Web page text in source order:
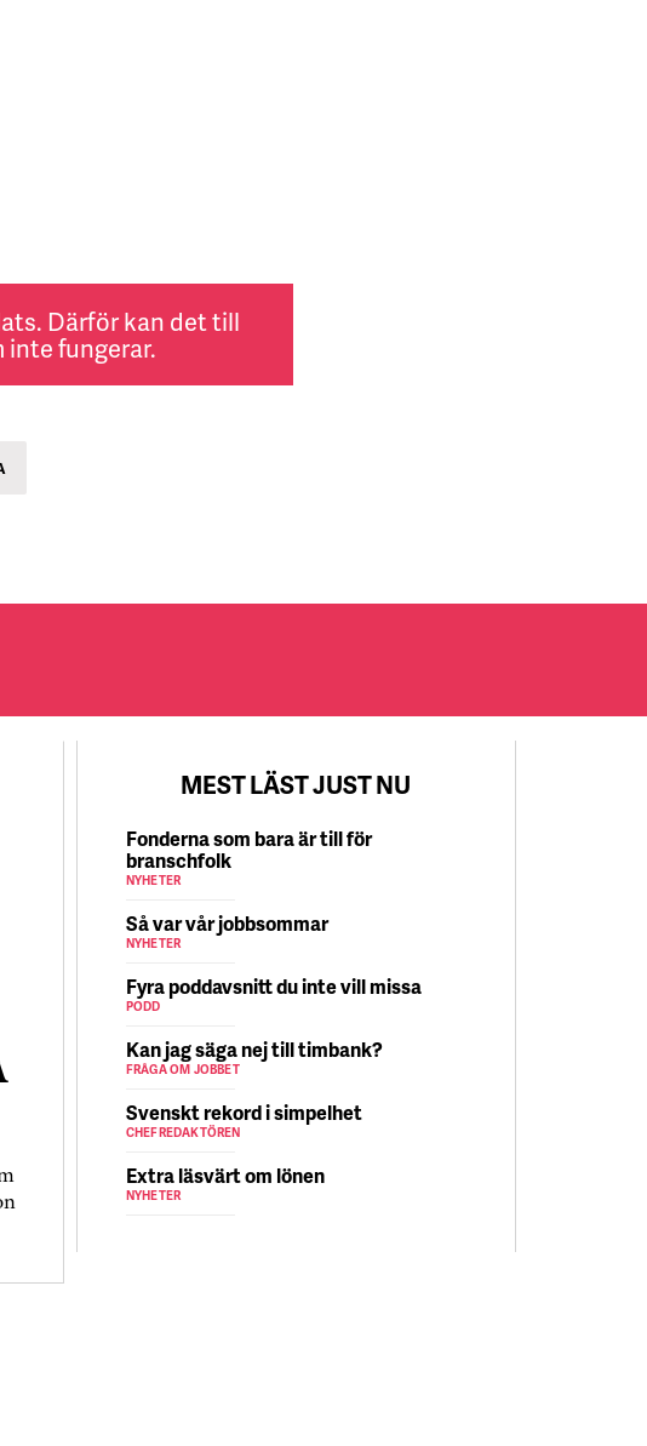
Därför kan det till
inte fungerar.
MEST LÄST JUST NU
Fonderna som bara är till för
branschfolk
NYHETER
Så var vår jobbsommar
NYHETER
Fyra poddavsnitt du inte vill missa
PODD
Kan jag säga nej till timbank?
FRÅGA OM JOBBET
Svenskt rekord i simpelhet
CHEFREDAKTÖREN
Extra läsvärt om lönen
NYHETER